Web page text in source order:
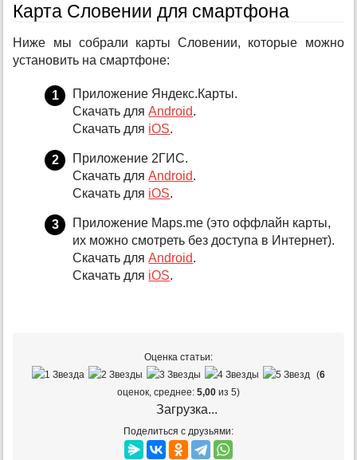
Карта Словении для смартфона
Ниже мы собрали карты Словении, которые можно
установить на смартфоне:
Приложение Яндекс.Карты.
Скачать дляAndroid.
Скачать для iOS.
Приложение 2ГИС.
Скачать дляAndroid.
Скачать для iOS.
Приложение Maps.me (это оффлайн карты,
их можно смотреть без доступа в Интернет).
Скачать дляAndroid.
Скачать для iOS.
Оценка статьи:
(6
оценок, среднее: 5,00 из 5)
Загрузка...
Поделиться с друзьями: